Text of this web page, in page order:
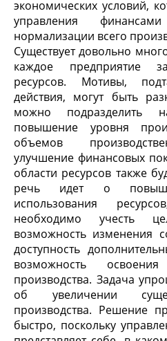
экономических условий,
управления
нормализации всего
Существует довольно
каждое предприятие
ресурсов. Мотивы,
действия, могут быть
можно подразделить
повышение уровня
объемов
улучшение финансовых
области ресурсов также
речь идет о
использования
необходимо учесть
возможность изменения
доступность
возможность
производства. Задача
об увеличении
производства. Решение
быстро, поскольку